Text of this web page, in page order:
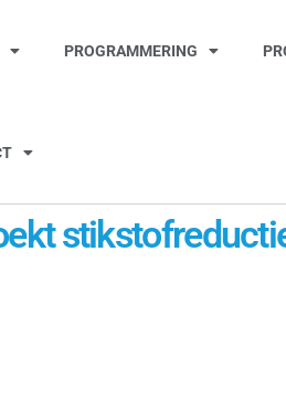
PROGRAMMERING